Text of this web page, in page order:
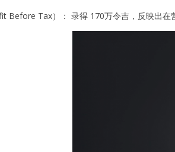
Before Tax）： 录得 170万令吉，反映出在